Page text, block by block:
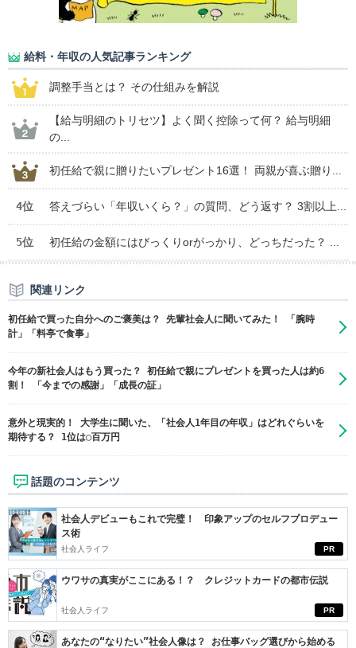
給料・年収の人気記事ランキング
調整手当とは？ その仕組みを解説
【給与明細のトリセツ】よく聞く控除って何？ 給与明細
の...
初任給で親に贈りたいプレゼント16選！ 両親が喜ぶ贈り...
4位 答えづらい「年収いくら？」の質問、どう返す？ 3割以上...
5位 初任給の金額にはびっくりorがっかり、どっちだった？ ...
関連リンク
初任給で買った自分へのご褒美は？ 先輩社会人に聞いてみた！ 「腕時
計」「料亭で食事」
今年の新社会人はもう買った？ 初任給で親にプレゼントを買った人は約6
割！ 「今までの感謝」「成長の証」
意外と現実的！ 大学生に聞いた、「社会人1年目の年収」はどれぐらいを
期待する？ 1位は◯百万円
話題のコンテンツ
PR
社会人デビューもこれで完璧！ 印象アップのセルフプロデュー
ス術
社会人ライフ
PR
ウワサの真実がここにある！？ クレジットカードの都市伝説
社会人ライフ
あなたの“なりたい”社会人像は？ お仕事バッグ選びから始める